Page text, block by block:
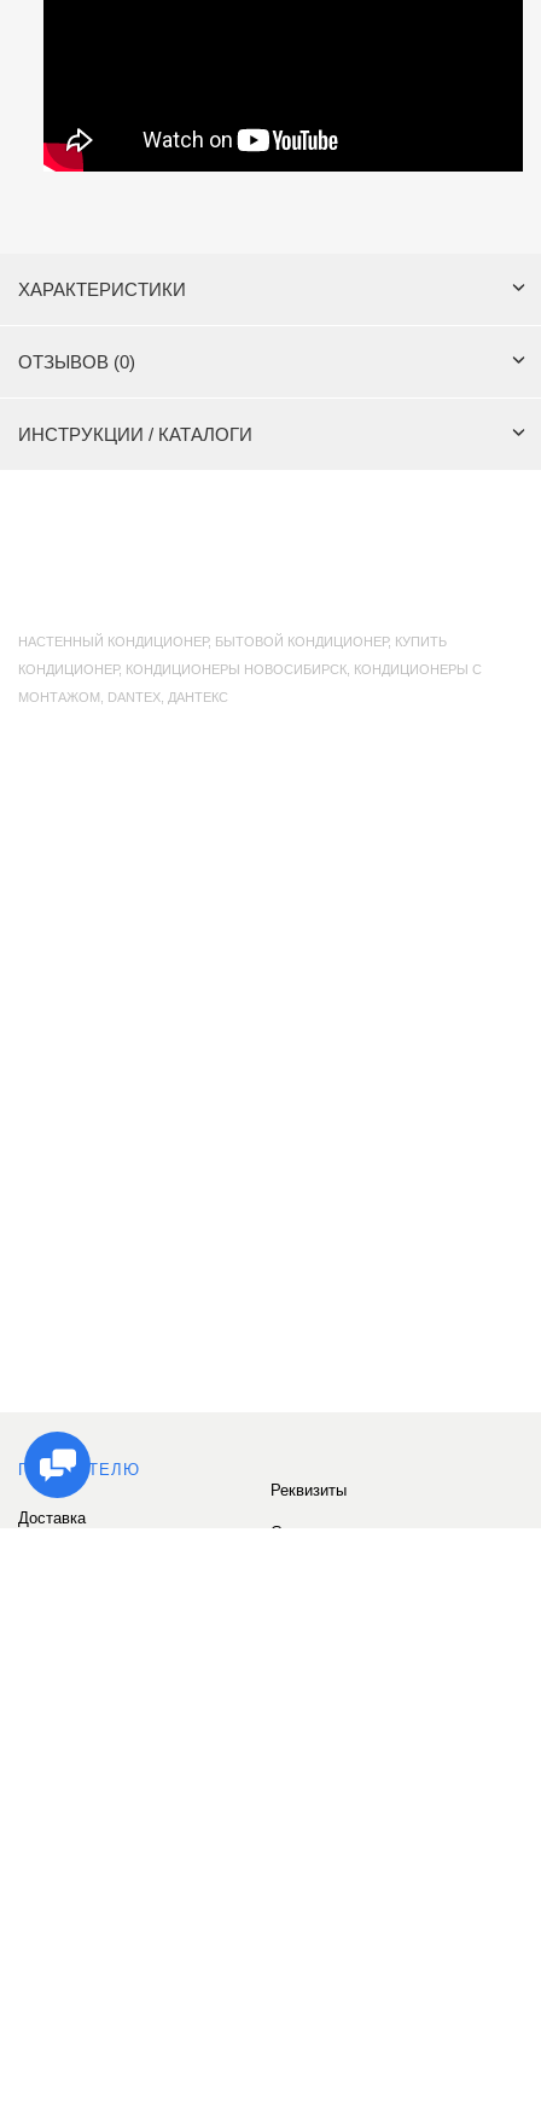
ХАРАКТЕРИСТИКИ
ОТЗЫВОВ (0)
ИНСТРУКЦИИ / КАТАЛОГИ
НАСТЕННЫЙ КОНДИЦИОНЕР, БЫТОВОЙ КОНДИЦИОНЕР, КУПИТЬ
КОНДИЦИОНЕР, КОНДИЦИОНЕРЫ НОВОСИБИРСК КОНДИЦИОНЕРЫ С
МОНТАЖОМ
DANTEX ДАНТЕКС
ПОКУПАТЕЛЮ
Доставка
Реквизиты
Сервис